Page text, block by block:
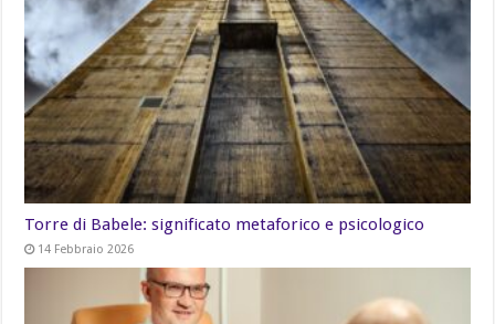
Torre di Babele: significato metaforico e psicologico
14 Febbraio 2026